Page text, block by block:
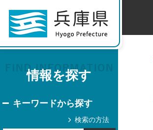
情報を探す
キーワードから探す
検索の方法